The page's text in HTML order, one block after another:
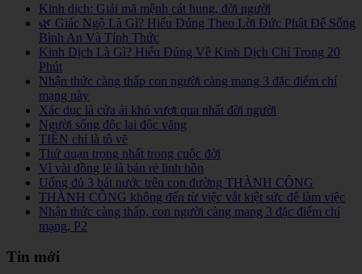
Kinh dịch: Giải mã mệnh cát hung, đời người
🌿 Giác Ngộ Là Gì? Hiểu Đúng Theo Lời Đức Phật Để Sống
Bình An Và Tỉnh Thức
Kinh Dịch Là Gì? Hiểu Đúng Về Kinh Dịch Chỉ Trong 20
Phút
Nhận thức càng thấp con người càng mang 3 đặc điểm chí
mạng này
Xác dục là cửa ải khó vượt qua nhất đời người
Người sống độc lai độc vãng
TIỀN chỉ là tô vẽ
Thứ quạn trọng nhất trong cuộc đời
Vì vài đồng lẻ là bán rẻ linh hồn
Uống đủ 3 bát nước trên con đường THÀNH CÔNG
THÀNH CÔNG không đến từ việc vắt kiệt sức để làm việc
Nhận thức càng thấp, con người càng mang 3 đặc điểm chí
mạng, P2
Tin mới